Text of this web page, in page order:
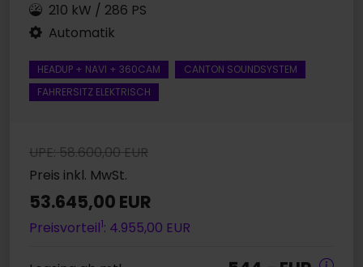
210 kW / 286 PS
Automatik
HEADUP + NAVI + 360CAM
CANTON SOUNDSYSTEM
FAHRERSITZ ELEKTRISCH
UPE: 58.600,00 EUR
Preis inkl. MwSt.
53.645,00 EUR
Preisvorteil1: 4.955,00 EUR